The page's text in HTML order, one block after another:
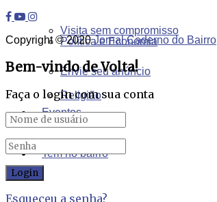
Visita sem compromisso
Envie seu anúncio
Eventos
Tem no bairro
Política e Economia
Religião
Copyright © 2020Jornal Caderno do Bairro
Bem-vindo de Volta!
Faça o login com sua conta
Esqueceu a senha?